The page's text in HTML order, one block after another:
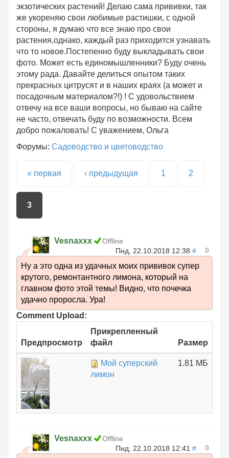
экзотических растений! Делаю сама прививки, так
же укореняю свои любимые растишки, с одной
стороны, я думаю что все знаю про свои
растения,однако, каждый раз приходится узнавать
что то новое.Постепенно буду выкладывать свои
фото. Может есть единомышленники? Буду очень
этому рада. Давайте делиться опытом таких
прекрасных цитрусят и в наших краях (а может и
посадочным материалом?!) ! С удовольствием
отвечу на все ваши вопросы, но бываю на сайте
не часто, отвечать буду по возможности. Всем
добро пожаловать! С уважением, Ольга
Форумы: Садоводство и цветоводство
Страницы
« первая ‹ предыдущая 1 2
3
Vesnaxxx
Offline
Пнд, 22.10.2018 12:38 # 0
Ну а это одна из удачных моих прививок супер
крутого, ремонтантного лимона, который на
главном фото этой темы! Видно, что почечка
удачно проросла. Ура!
Comment Upload:
Предпросмотр
Прикрепленный
файл
Размер
Мой суперский
лимон
1.81 МБ
Vesnaxxx
Offline
Пнд, 22.10.2018 12:41 # 0